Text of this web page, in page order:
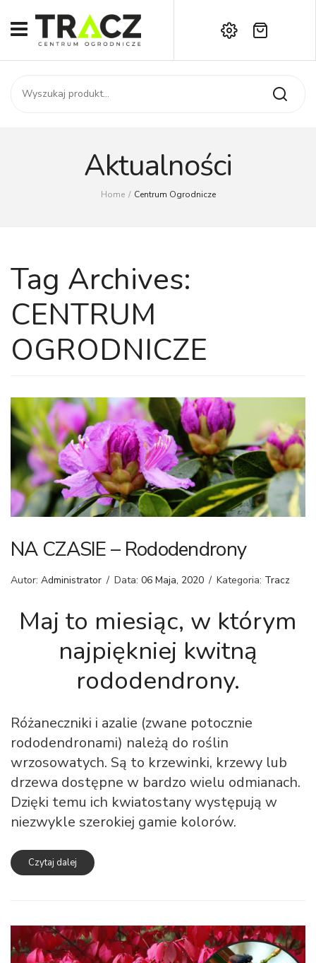
START
SKLEP
Kontakt
Brak produktów w koszyku.
Aktualności
Home / Centrum Ogrodnicze
Tag Archives:
CENTRUM
OGRODNICZE
NA CZASIE – Rododendrony
Autor: Administrator / Data: 06 Maja, 2020 / Kategoria: Tracz
Maj to miesiąc, w którym
najpiękniej kwitną
rododendrony.
Różaneczniki i azalie (zwane potocznie
rododendronami) należą do roślin
wrzosowatych. Są to krzewinki, krzewy lub
drzewa dostępne w bardzo wielu odmianach.
Dzięki temu ich kwiatostany występują w
niezwykle szerokiej gamie kolorów.
Czytaj dalej